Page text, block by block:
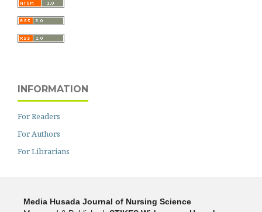
INFORMATION
For Readers
For Authors
For Librarians
Media Husada Journal of Nursing Science